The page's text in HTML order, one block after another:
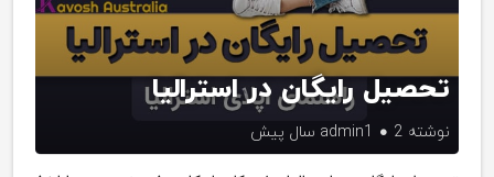
تحصیل رایگان در استرالیا
نوشته admin1 2 سال پیش